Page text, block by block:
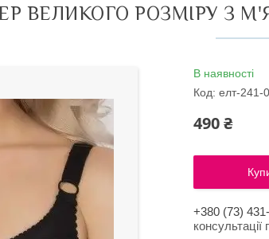
ВЕЛИКОГО РОЗМІРУ З
В наявності
Код: елт-241-
490 ₴
+380 (73)